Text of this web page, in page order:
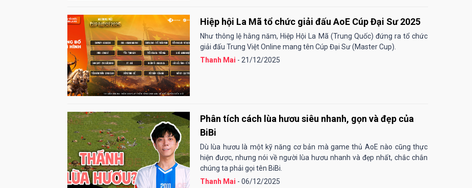
Hiệp hội La Mã tổ chức giải đấu AoE Cúp Đại Sư 2025
Như thông lệ hằng năm, Hiệp Hội La Mã (Trung Quốc) đứng ra tổ chức
giải đấu Trung Việt Online mang tên Cúp Đại Sư (Master Cup).
Thanh Mai - 21/12/2025
Phân tích cách lùa hươu siêu nhanh, gọn và đẹp của
BiBi
Dù lùa hươu là một kỹ năng cơ bản mà game thủ AoE nào cũng thực
hiện được, nhưng nói về người lùa hươu nhanh và đẹp nhất, chắc chắn
chúng ta phải gọi tên BiBi.
Thanh Mai - 06/12/2025